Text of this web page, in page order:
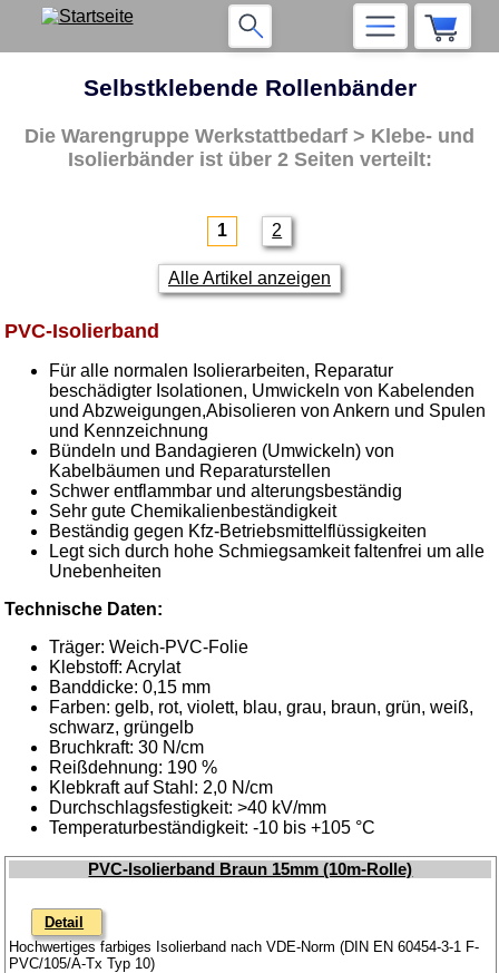
Selbstklebende Rollenbänder
Die Warengruppe Werkstattbedarf > Klebe- und
Isolierbänderist über 2 Seiten verteilt:
1 2
Alle Artikel anzeigen
PVC-Isolierband
Für alle normalen Isolierarbeiten, Reparatur
beschädigter Isolationen, Umwickeln von Kabelenden
und Abzweigungen,Abisolieren von Ankern und Spulen
und Kennzeichnung
Bündeln und Bandagieren (Umwickeln) von
Kabelbäumen und Reparaturstellen
Schwer entflammbar und alterungsbeständig
Sehr gute Chemikalienbeständigkeit
Beständig gegen Kfz-Betriebsmittelflüssigkeiten
Legt sich durch hohe Schmiegsamkeit faltenfrei um alle
Unebenheiten
Technische Daten:
Träger: Weich-PVC-Folie
Klebstoff: Acrylat
Banddicke: 0,15 mm
Farben: gelb, rot, violett, blau, grau, braun, grün, weiß,
schwarz, grüngelb
Bruchkraft: 30 N/cm
Reißdehnung: 190 %
Klebkraft auf Stahl: 2,0 N/cm
Durchschlagsfestigkeit: >40 kV/mm
Temperaturbeständigkeit: -10 bis +105 °C
PVC-Isolierband Braun 15mm (10m-Rolle)
Detail
Hochwertiges farbiges Isolierband nach VDE-Norm (DIN EN 60454-3-1 F-
PVC/105/A-Tx Typ 10)